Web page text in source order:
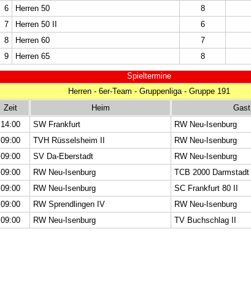
6
Herren 50 8
7
Herren 50 II 6
8
Herren 60 7
9
Herren 65 8
Spieltermine
Herren - 6er-Team - Gruppenliga - Gruppe 191
Zeit Heim Gast
14:00 SW Frankfurt RW Neu-Isenburg
09:00 TVH Rüsselsheim II RW Neu-Isenburg
09:00 SV Da-Eberstadt RW Neu-Isenburg
09:00 RW Neu-Isenburg TCB 2000 Darmstadt
09:00 RW Neu-Isenburg SC Frankfurt 80 II
09:00 RW Sprendlingen IV RW Neu-Isenburg
09:00 RW Neu-Isenburg TV Buchschlag II